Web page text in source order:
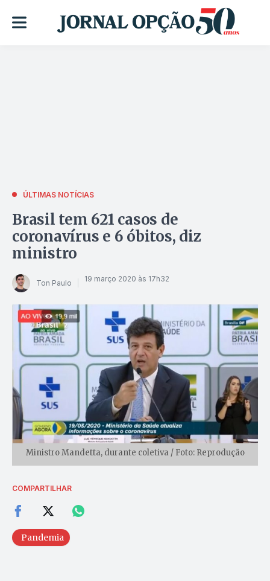
ÚLTIMAS NOTÍCIAS
Brasil tem 621 casos de
coronavírus e 6 óbitos, diz
ministro
Ton Paulo 19 março 2020 às 17h32
Ministro Mandetta, durante coletiva / Foto: Reprodução
COMPARTILHAR
Pandemia